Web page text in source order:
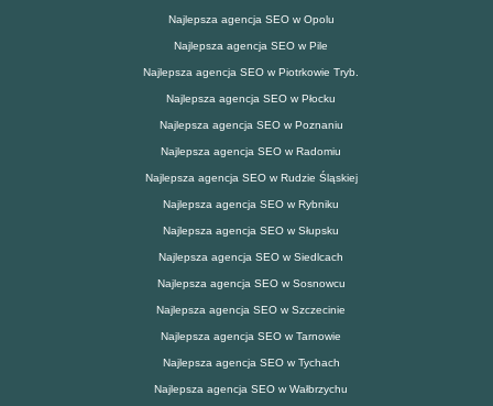
Najlepsza agencja SEO w Opolu
Najlepsza agencja SEO w Pile
Najlepsza agencja SEO w Piotrkowie Tryb.
Najlepsza agencja SEO w Płocku
Najlepsza agencja SEO w Poznaniu
Najlepsza agencja SEO w Radomiu
Najlepsza agencja SEO w Rudzie Śląskiej
Najlepsza agencja SEO w Rybniku
Najlepsza agencja SEO w Słupsku
Najlepsza agencja SEO w Siedlcach
Najlepsza agencja SEO w Sosnowcu
Najlepsza agencja SEO w Szczecinie
Najlepsza agencja SEO w Tarnowie
Najlepsza agencja SEO w Tychach
Najlepsza agencja SEO w Wałbrzychu